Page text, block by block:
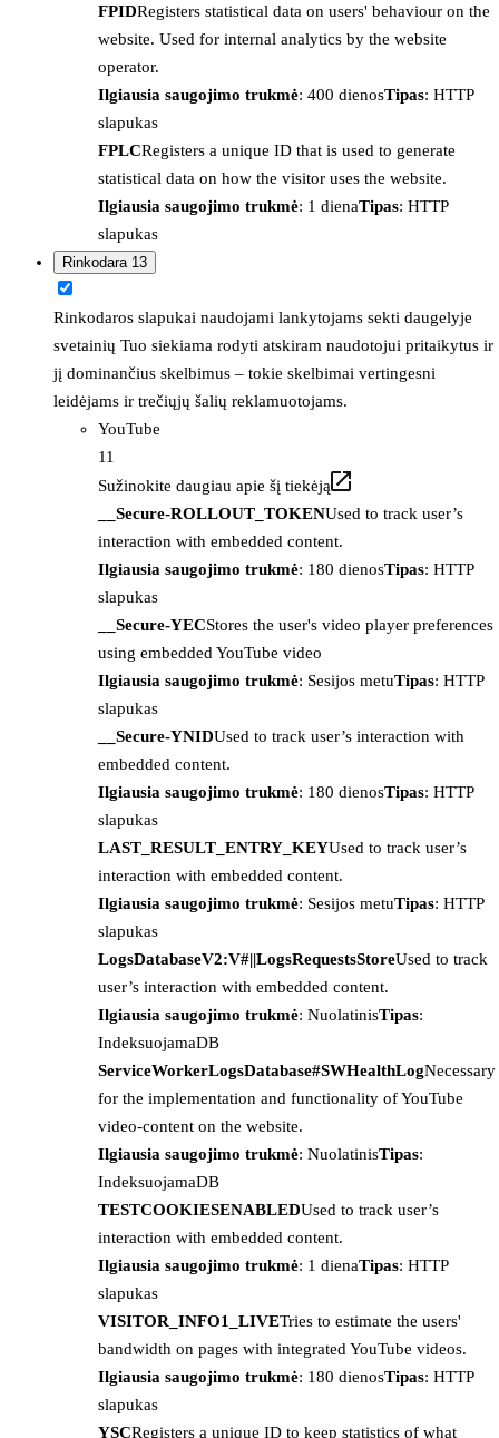
FPIDRegisters statistical data on users' behaviour on the
website. Used for internal analytics by the website
operator.
Ilgiausia saugojimo trukmė: 400 dienosTipas: HTTP
slapukas
FPLCRegisters a unique ID that is used to generate
statistical data on how the visitor uses the website.
Ilgiausia saugojimo trukmė: 1 dienaTipas: HTTP
slapukas
Rinkodara 13
Rinkodaros slapukai naudojami lankytojams sekti daugelyje
svetainių Tuo siekiama rodyti atskiram naudotojui pritaikytus ir
jį dominančius skelbimus – tokie skelbimai vertingesni
leidėjams ir trečiųjų šalių reklamuotojams.
YouTube
11
Sužinokite daugiau apie šį tiekėją
__Secure-ROLLOUT_TOKENUsed to track user’s
interaction with embedded content.
Ilgiausia saugojimo trukmė: 180 dienosTipas: HTTP
slapukas
__Secure-YECStores the user's video player preferences
using embedded YouTube video
Ilgiausia saugojimo trukmė: Sesijos metuTipas: HTTP
slapukas
__Secure-YNIDUsed to track user’s interaction with
embedded content.
Ilgiausia saugojimo trukmė: 180 dienosTipas: HTTP
slapukas
LAST_RESULT_ENTRY_KEYUsed to track user’s
interaction with embedded content.
Ilgiausia saugojimo trukmė: Sesijos metuTipas: HTTP
slapukas
LogsDatabaseV2:V#||LogsRequestsStoreUsed to track
user’s interaction with embedded content.
Ilgiausia saugojimo trukmė: NuolatinisTipas:
IndeksuojamaDB
ServiceWorkerLogsDatabase#SWHealthLogNecessary
for the implementation and functionality of YouTube
video-content on the website.
Ilgiausia saugojimo trukmė: NuolatinisTipas:
IndeksuojamaDB
TESTCOOKIESENABLEDUsed to track user’s
interaction with embedded content.
Ilgiausia saugojimo trukmė: 1 dienaTipas: HTTP
slapukas
VISITOR_INFO1_LIVETries to estimate the users'
bandwidth on pages with integrated YouTube videos.
Ilgiausia saugojimo trukmė: 180 dienosTipas: HTTP
slapukas
YSCRegisters a unique ID to keep statistics of what